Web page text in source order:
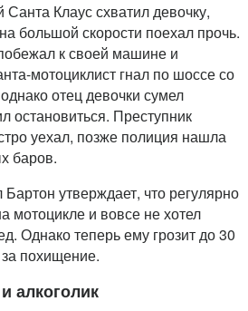
Клаус схватил девочку,
большой скорости поехал прочь.
к своей машине и
мотоциклист гнал по шоссе со
отец девочки сумел
остановиться. Преступник
уехал, позже полиция нашла
баров.
утверждает, что регулярно
мотоцикле и вовсе не хотел
Однако теперь ему грозит до 30
похищение.
алкоголик